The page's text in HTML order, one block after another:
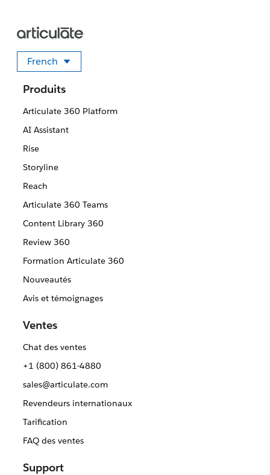
French
Sélectionner votre langue
Produits
Articulate 360 Platform
AI Assistant
Rise
Storyline
Reach
Articulate 360 Teams
Content Library 360
Review 360
Formation Articulate 360
Nouveautés
Avis et témoignages
Ventes
Chat des ventes
+1 (800) 861-4880
sales@articulate.com
Revendeurs internationaux
Tarification
FAQ des ventes
Support